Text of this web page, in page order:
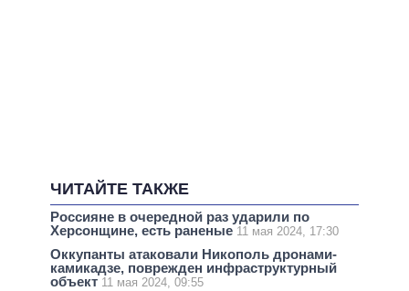
ЧИТАЙТЕ ТАКЖЕ
Россияне в очередной раз ударили по
Херсонщине, есть раненые 11 мая 2024, 17:30
Оккупанты атаковали Никополь дронами-
камикадзе, поврежден инфраструктурный
объект 11 мая 2024, 09:55